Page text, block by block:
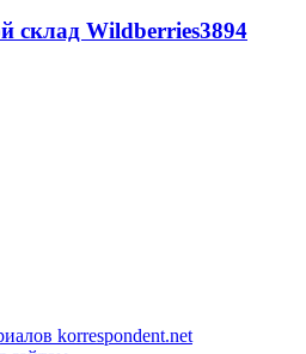
склад Wildberries3894
korrespondent.net